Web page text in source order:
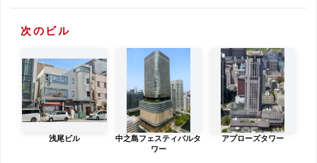
次のビル
浅尾ビル
中之島フェスティバルタ
ワー
アプローズタワー